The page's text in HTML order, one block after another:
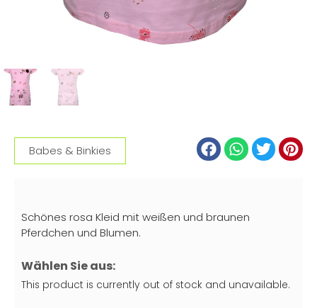
Babes & Binkies
Schönes rosa Kleid mit weißen und braunen
Pferdchen und Blumen.
Wählen Sie aus:
This product is currently out of stock and unavailable.